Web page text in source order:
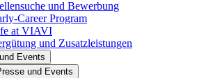
und Bewerbung
Career Program
at VIAVI
und Zusatzleistungen
Events
und Events